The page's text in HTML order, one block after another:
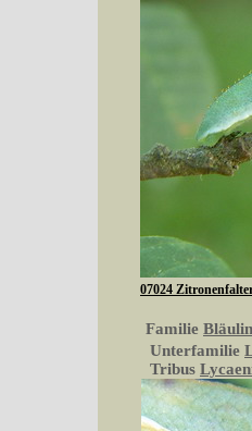
07024
Familie
Unterfamilie
Tribus